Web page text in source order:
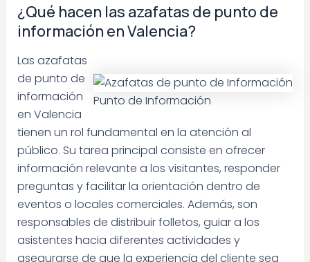
¿Qué hacen las azafatas de punto de
información en Valencia?
Punto de Información
Las azafatas
de punto de
información
en Valencia
tienen un rol fundamental en la atención al
público. Su tarea principal consiste en ofrecer
información relevante a los visitantes, responder
preguntas y facilitar la orientación dentro de
eventos o locales comerciales. Además, son
responsables de distribuir folletos, guiar a los
asistentes hacia diferentes actividades y
asegurarse de que la experiencia del cliente sea